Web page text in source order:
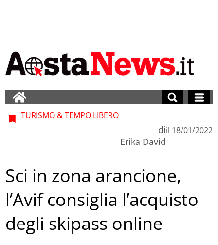
TURISMO & TEMPO LIBERO
di
Erika David
il 18/01/2022
Sci in zona arancione,
l’Avif consiglia l’acquisto
degli skipass online